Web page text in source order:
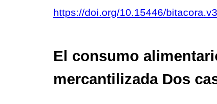
https://doi.org/10.15446/
El consumo
mercantilizada Dos